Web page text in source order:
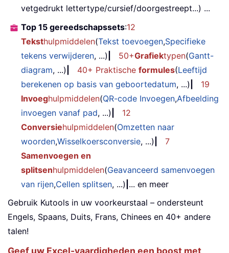
vetgedrukt lettertype/cursief/doorgestreept...) ...
Top 15 gereedschapssets:12
Teksthulpmiddelen(Tekst toevoegen,Specifieke
tekens verwijderen, ...) 50+Grafiektypen(Gantt-
diagram, ...) 40+ Praktische formules(Leeftijd
berekenen op basis van geboortedatum, ...)
19
Invoeghulpmiddelen(QR-code Invoegen,Afbeelding
invoegen vanaf pad, ...)
12
Conversiehulpmiddelen(Omzetten naar
woorden,Wisselkoersconversie, ...)
7
Samenvoegen en
splitsenhulpmiddelen(Geavanceerd samenvoegen
van rijen,Cellen splitsen, ...) ... en meer
Gebruik Kutools in uw voorkeurstaal – ondersteunt
Engels, Spaans, Duits, Frans, Chinees en 40+ andere
talen!